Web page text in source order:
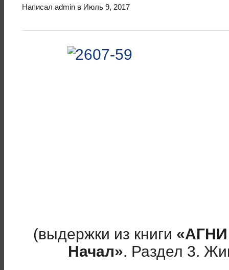
Написал admin в Июль 9, 2017
(выдержки из книги «АГНИ
Начал». Раздел 3.